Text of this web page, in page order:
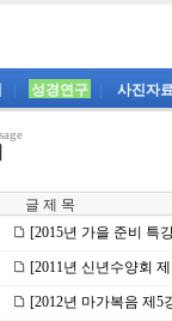
성경연구 사진자
글 제 목
[2015년 가을 준비 특
[2011년 신년수양회
[2012년 마가복음 제5